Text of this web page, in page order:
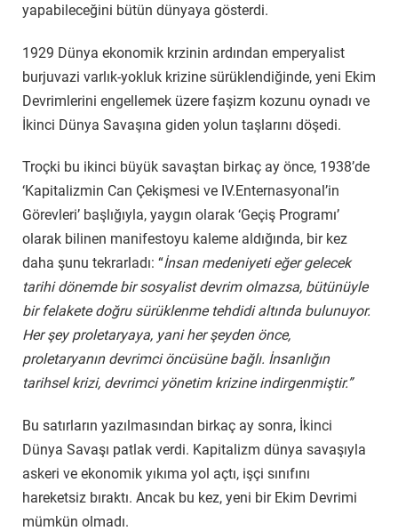
yapabileceğini bütün dünyaya gösterdi.
1929 Dünya ekonomik krzinin ardından emperyalist
burjuvazi varlık-yokluk krizine sürüklendiğinde, yeni Ekim
Devrimlerini engellemek üzere faşizm kozunu oynadı ve
İkinci Dünya Savaşına giden yolun taşlarını döşedi.
Troçki bu ikinci büyük savaştan birkaç ay önce, 1938’de
‘Kapitalizmin Can Çekişmesi ve IV.Enternasyonal’in
Görevleri’ başlığıyla, yaygın olarak ‘Geçiş Programı’
olarak bilinen manifestoyu kaleme aldığında, bir kez
daha şunu tekrarladı: “İnsan medeniyeti eğer gelecek
tarihi dönemde bir sosyalist devrim olmazsa, bütünüyle
bir felakete doğru sürüklenme tehdidi altında bulunuyor.
Her şey proletaryaya, yani her şeyden önce,
proletaryanın devrimci öncüsüne bağlı. İnsanlığın
tarihsel krizi, devrimci yönetim krizine indirgenmiştir.”
Bu satırların yazılmasından birkaç ay sonra, İkinci
Dünya Savaşı patlak verdi. Kapitalizm dünya savaşıyla
askeri ve ekonomik yıkıma yol açtı, işçi sınıfını
hareketsiz bıraktı. Ancak bu kez, yeni bir Ekim Devrimi
mümkün olmadı.